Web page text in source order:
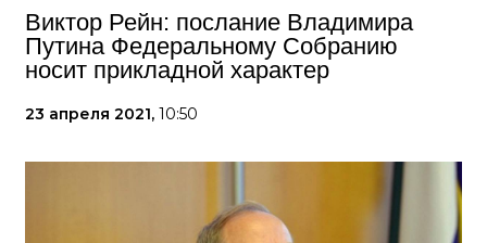
Виктор Рейн: послание Владимира
Путина Федеральному Собранию
носит прикладной характер
23 апреля 2021, 10:50